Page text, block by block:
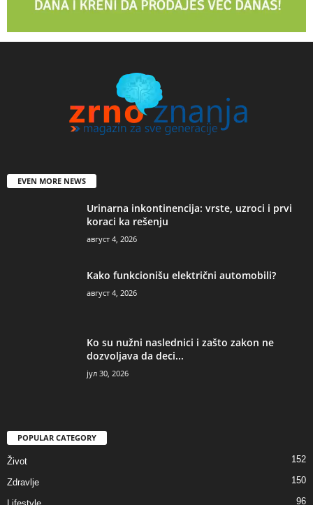
EVEN MORE NEWS
Urinarna inkontinencija: vrste, uzroci i prvi
koraci ka rešenju
август 4, 2026
Kako funkcionišu električni automobili?
август 4, 2026
Ko su nužni naslednici i zašto zakon ne
dozvoljava da deci...
јул 30, 2026
POPULAR CATEGORY
Život 152
Zdravlje 150
96